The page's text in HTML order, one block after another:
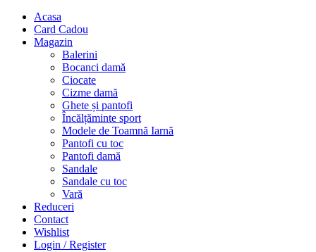
Acasa
Card Cadou
Magazin
Balerini
Bocanci damă
Ciocate
Cizme damă
Ghete și pantofi
Încălțăminte sport
Modele de Toamnă Iarnă
Pantofi cu toc
Pantofi damă
Sandale
Sandale cu toc
Vară
Reduceri
Contact
Wishlist
Login / Register